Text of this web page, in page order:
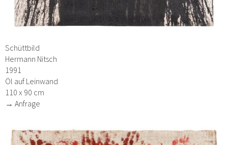
Schüttbild
Hermann Nitsch
1991
Öl auf Leinwand
110 x 90 cm
→ Anfrage